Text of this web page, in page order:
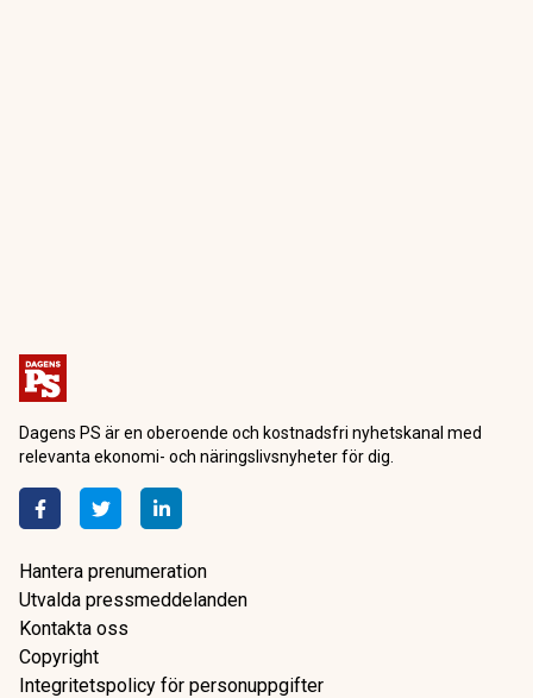
Dagens PS är en oberoende och kostnadsfri nyhetskanal med
relevanta ekonomi- och näringslivsnyheter för dig.
Hantera prenumeration
Utvalda pressmeddelanden
Kontakta oss
Copyright
Integritetspolicy för personuppgifter